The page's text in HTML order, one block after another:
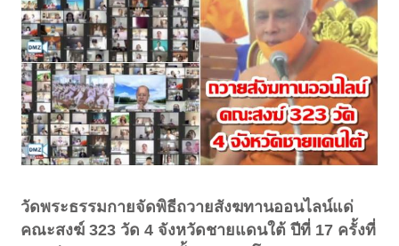
วัดพระธรรมกายจัดพิธีถวายสังฆทานออนไลน์แด่
คณะสงฆ์ 323 วัด 4 จังหวัดชายแดนใต้ ปีที่ 17 ครั้งที่